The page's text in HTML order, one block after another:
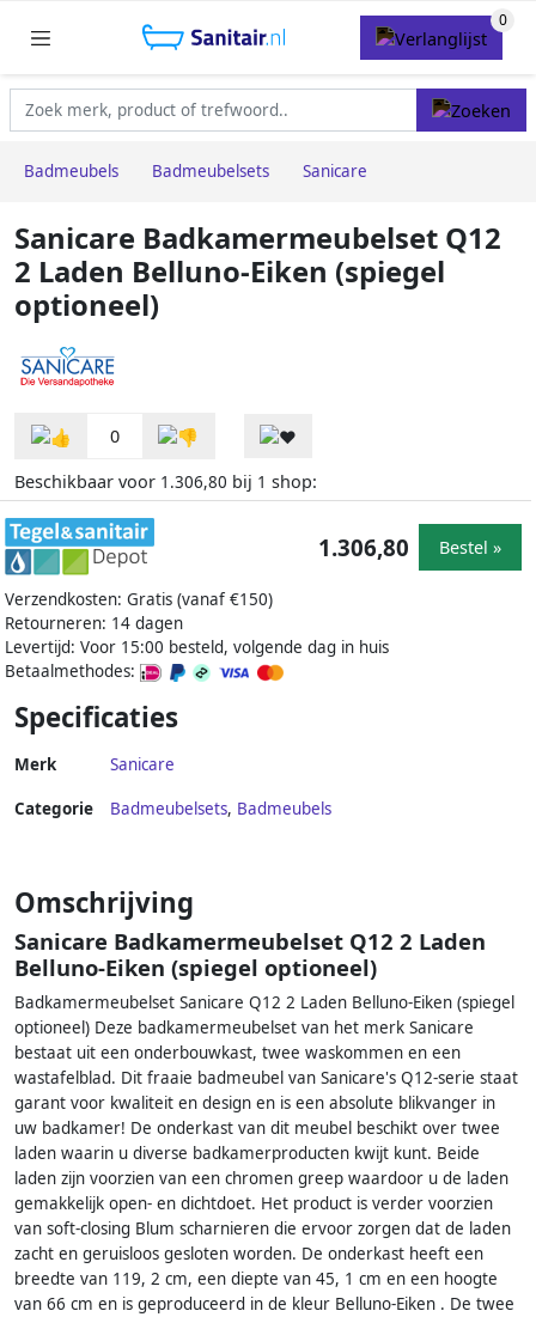
Badmeubels Badmeubelsets Sanicare
Sanicare Badkamermeubelset Q12
2 Laden Belluno-Eiken (spiegel
optioneel)
0
Beschikbaar voor 1.306,80 bij 1 shop:
Verzendkosten: Gratis (vanaf €150)
Retourneren: 14 dagen
Levertijd: Voor 15:00 besteld, volgende dag in huis
Betaalmethodes:
1.306,80 Bestel »
Specificaties
Merk Sanicare
Categorie Badmeubelsets, Badmeubels
Omschrijving
Sanicare Badkamermeubelset Q12 2 Laden
Belluno-Eiken (spiegel optioneel)
Badkamermeubelset Sanicare Q12 2 Laden Belluno-Eiken (spiegel
optioneel) Deze badkamermeubelset van het merk Sanicare
bestaat uit een onderbouwkast, twee waskommen en een
wastafelblad. Dit fraaie badmeubel van Sanicare's Q12-serie staat
garant voor kwaliteit en design en is een absolute blikvanger in
uw badkamer! De onderkast van dit meubel beschikt over twee
laden waarin u diverse badkamerproducten kwijt kunt. Beide
laden zijn voorzien van een chromen greep waardoor u de laden
gemakkelijk open- en dichtdoet. Het product is verder voorzien
van soft-closing Blum scharnieren die ervoor zorgen dat de laden
zacht en geruisloos gesloten worden. De onderkast heeft een
breedte van 119, 2 cm, een diepte van 45, 1 cm en een hoogte
van 66 cm en is geproduceerd in de kleur Belluno-Eiken . De twee